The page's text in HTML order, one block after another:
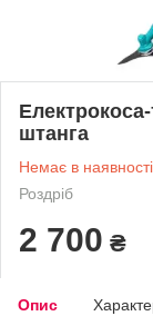
штанга
Немає в наявності
Роздріб
2 700 ₴
Опис